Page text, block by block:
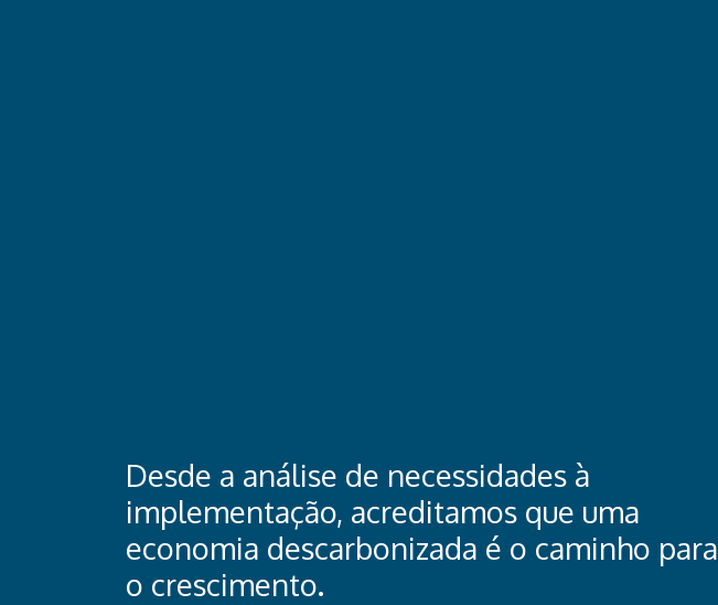
Desde a análise de necessidades à
implementação, acreditamos que uma
economia descarbonizada é o caminho para
o crescimento.